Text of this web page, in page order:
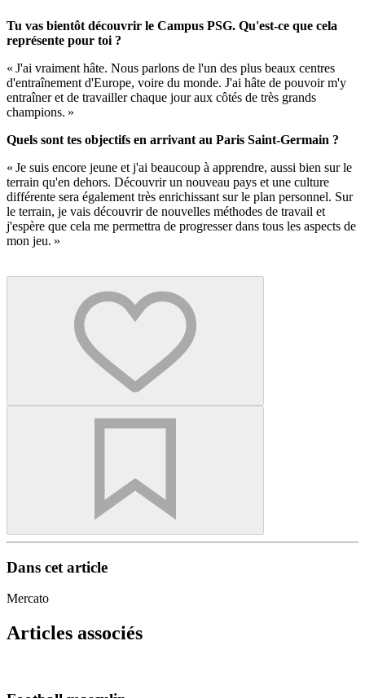
Tu vas bientôt découvrir le Campus PSG. Qu'est-ce que cela
représente pour toi ?
« J'ai vraiment hâte. Nous parlons de l'un des plus beaux centres
d'entraînement d'Europe, voire du monde. J'ai hâte de pouvoir m'y
entraîner et de travailler chaque jour aux côtés de très grands
champions. »
Quels sont tes objectifs en arrivant au Paris Saint-Germain ?
« Je suis encore jeune et j'ai beaucoup à apprendre, aussi bien sur le
terrain qu'en dehors. Découvrir un nouveau pays et une culture
différente sera également très enrichissant sur le plan personnel. Sur
le terrain, je vais découvrir de nouvelles méthodes de travail et
j'espère que cela me permettra de progresser dans tous les aspects de
mon jeu. »
Dans cet article
Mercato
Articles associés